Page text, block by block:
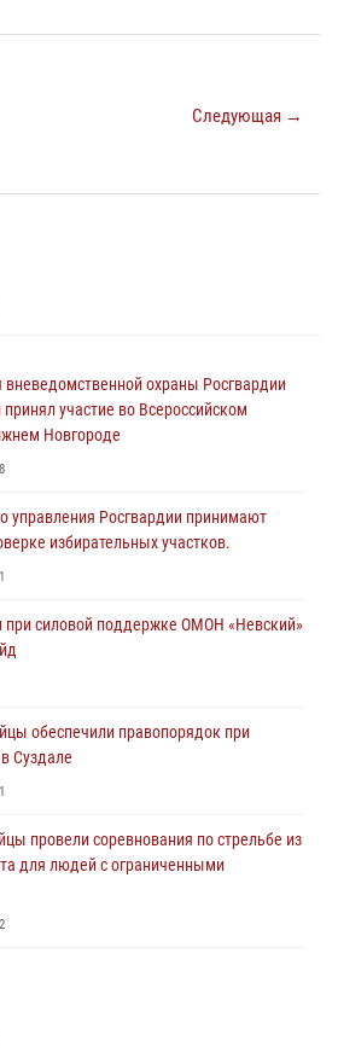
Следующая →
вневедомственной охраны Росгвардии
участие во Всероссийском
Новгороде
8
управления Росгвардии принимают
избирательных участков.
1
при силовой поддержке ОМОН «Невский»
обеспечили правопорядок при
Суздале
1
провели соревнования по стрельбе из
для людей с ограниченными
2